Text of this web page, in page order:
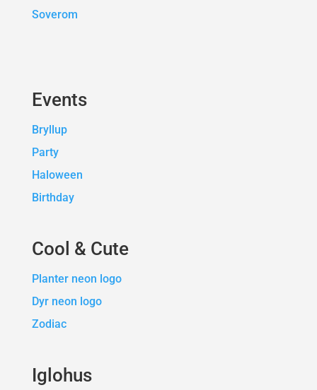
Soverom
Events
Bryllup
Party
Haloween
Birthday
Cool & Cute
Planter neon logo
Dyr neon logo
Zodiac
Iglohus